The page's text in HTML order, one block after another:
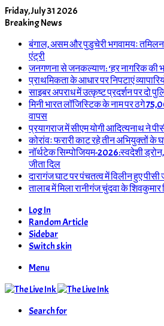
Friday, July 31 2026
Breaking News
बंगाल, असम और पुडुचेरी भगवामयः
एंट्री
जनगणना से जनकल्याण: ‘हर नागरिक की
प्राथमिकता के आधार पर निपटाएं
साइबर अपराध में उत्कृष्ट प्रदर्शन पर दो
मिनी भारत लॉजिस्टिक के नाम पर ठगे
वापस
प्रयागराज में सीएम योगी आदित्यनाथ ने
कोरांवः फरारी काट रहे तीन अभियुक्तों के
नॉर्थटेक सिम्पोजियम-2026:स्वदेशी
जीता दिल
दारागंज घाट पर पंचतत्व में विलीन हुए पीसी
तालाब में मिला रानीगंज चुंदवा के शिवकुमार
Log In
Random Article
Sidebar
Switch skin
Menu
Search for